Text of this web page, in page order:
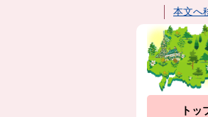
本文へ
トッ